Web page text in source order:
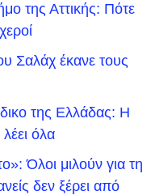
της Αττικής: Πότε
Σαλάχ έκανε τους
της Ελλάδας: Η
όλα
Όλοι μιλούν για τη
δεν ξέρει από